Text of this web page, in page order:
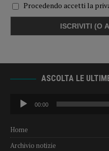
Procedendo accetti la
ASCOLTA LE
Audio
Player
00:00
Home
Archivio notizie